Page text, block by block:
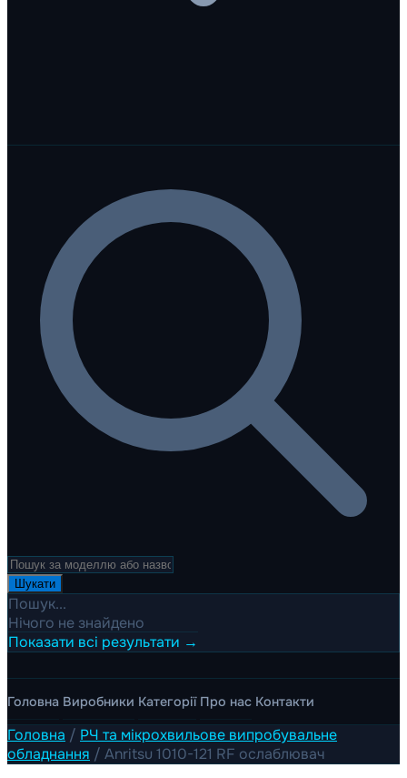
Шукати
Пошук...
Нічого не знайдено
Показати всі результати →
Головна Виробники Категорії Про нас Контакти
Головна / РЧ та мікрохвильове випробувальне
обладнання / Anritsu 1010-121 RF ослаблювач